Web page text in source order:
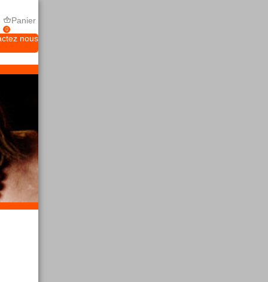
0
Panier
nous